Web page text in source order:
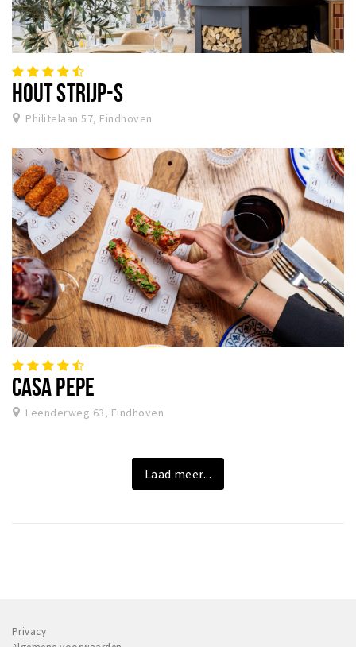
HOUT STRIJP-S
Philitelaan 57, Eindhoven
CASA PEPE
Leenderweg 63, Eindhoven
Laad meer...
Privacy